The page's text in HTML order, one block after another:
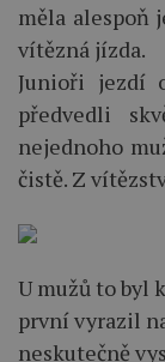
měla alespoň
vítězná jízda.
Junioři jezdí
předvedli
nejednoho
čistě. Z
U mužů to byl
první vyrazil
neskutečně